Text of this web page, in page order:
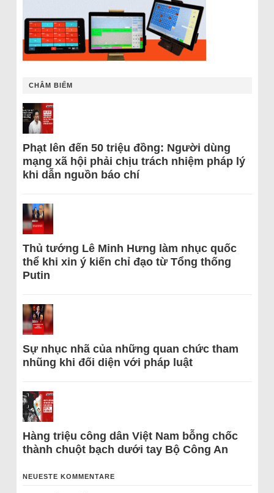
CHÂM BIẾM
Phạt lên đến 50 triệu đồng: Người dùng
mạng xã hội phải chịu trách nhiệm pháp lý
khi dẫn nguồn báo chí
Thủ tướng Lê Minh Hưng làm nhục quốc
thể khi xin ý kiến chỉ đạo từ Tổng thống
Putin
Sự nhục nhã của những quan chức tham
nhũng khi đối diện với pháp luật
Hàng triệu công dân Việt Nam bỗng chốc
thành chuột bạch dưới tay Bộ Công An
NEUESTE KOMMENTARE